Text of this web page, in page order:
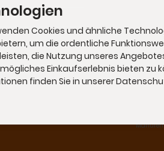
Cookies und ähnliche
um die ordentliche
die Nutzung unseres
Einkaufserlebnis bieten zu
finden Sie in unserer